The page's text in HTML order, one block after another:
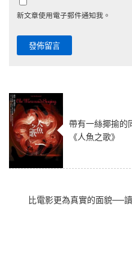
新文章使用電子郵件通知我。
帶有一絲揶揄的
《人魚之歌》
比電影更為真實的面貌──